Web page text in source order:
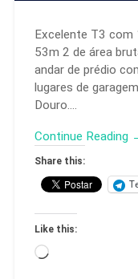
Excelente T3 com
53m 2 de área
andar de prédio
lugares de
Douro….
Continue Reading
Share this:
Like this: